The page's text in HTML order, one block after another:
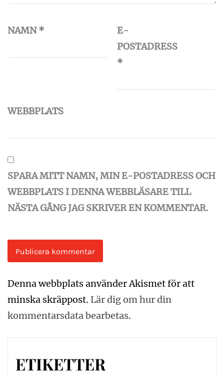
NAMN*
E-
POSTADRESS
*
WEBBPLATS
SPARA MITT NAMN, MIN E-POSTADRESS OCH
WEBBPLATS I DENNA WEBBLÄSARE TILL
NÄSTA GÅNG JAG SKRIVER EN KOMMENTAR.
Denna webbplats använder Akismet för att
minska skräppost. Lär dig om hur din
kommentarsdata bearbetas.
ETIKETTER